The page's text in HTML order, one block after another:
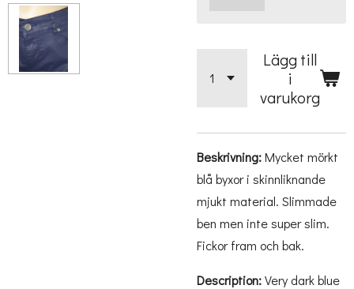
Lägg till
i
varukorg
Beskrivning:Mycket mörkt
blå byxor i skinnliknande
mjukt material. Slimmade
ben men inte super slim.
Fickor fram och bak.
Description:Very dark blue